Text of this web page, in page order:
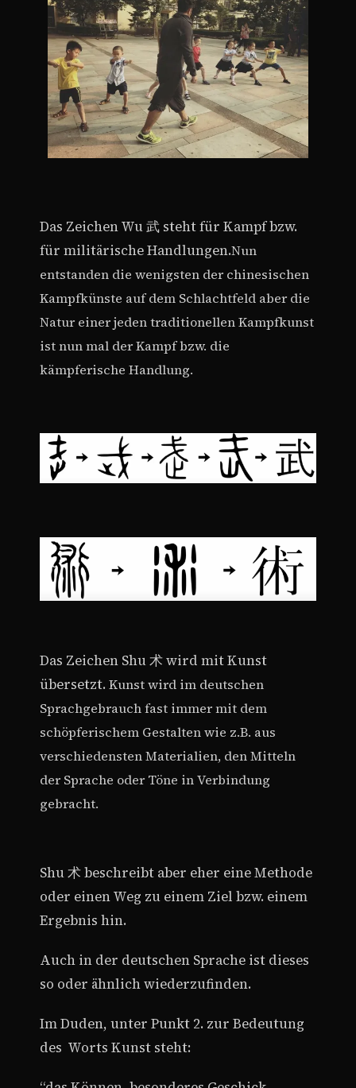
Das Zeichen Wu 武 steht für Kampf bzw.
für militärische Handlungen.Nun
entstanden die wenigsten der chinesischen
Kampfkünste auf dem Schlachtfeld aber die
Natur einer jeden traditionellen Kampfkunst
ist nun mal der Kampf bzw. die
kämpferische Handlung.
Das Zeichen Shu 术 wird mit Kunst
übersetzt. Kunst wird im deutschen
Sprachgebrauch fast immer mit dem
schöpferischem Gestalten wie z.B. aus
verschiedensten Materialien, den Mitteln
der Sprache oder Töne in Verbindung
gebracht.
Shu 术 beschreibt aber eher eine Methode
oder einen Weg zu einem Ziel bzw. einem
Ergebnis hin.
Auch in der deutschen Sprache ist dieses
so oder ähnlich wiederzufinden.
Im Duden, unter Punkt 2. zur Bedeutung
des Worts Kunst steht: